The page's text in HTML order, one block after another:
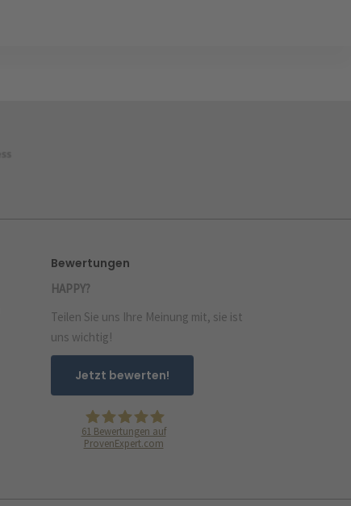
Bewertungen
HAPPY?
Teilen Sie uns Ihre Meinung mit, sie ist
uns wichtig!
Jetzt bewerten!
61 Bewertungen auf
ProvenExpert.com